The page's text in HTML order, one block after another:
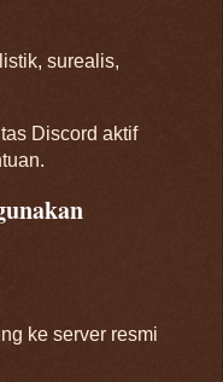
surealis,
Discord aktif
ke server resmi